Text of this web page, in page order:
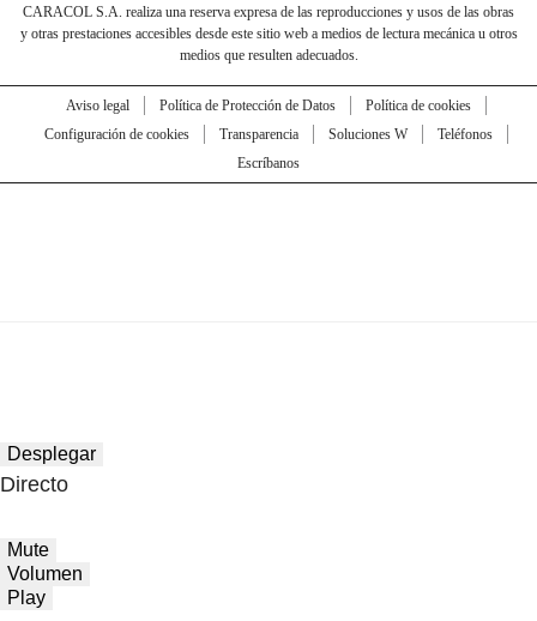
CARACOL S.A. realiza una reserva expresa de las reproducciones y usos de las obras
y otras prestaciones accesibles desde este sitio web a medios de lectura mecánica u otros
medios que resulten adecuados.
Aviso legal Política de Protección de Datos
Política de cookies
Configuración de cookies
Transparencia Soluciones W
Teléfonos
Escríbanos
Desplegar
Directo
Mute
Volumen
Play